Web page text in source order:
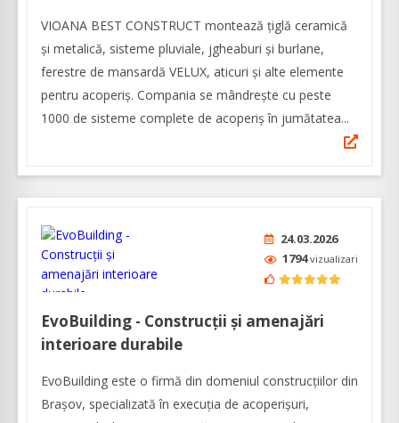
VIOANA BEST CONSTRUCT montează țiglă ceramică
și metalică, sisteme pluviale, jgheaburi și burlane,
ferestre de mansardă VELUX, aticuri și alte elemente
pentru acoperiș. Compania se mândrește cu peste
1000 de sisteme complete de acoperiș în jumătatea...
24.03.2026
1794vizualizari
EvoBuilding - Construcții și amenajări
interioare durabile
EvoBuilding este o firmă din domeniul construcțiilor din
Brașov, specializată în execuția de acoperișuri,